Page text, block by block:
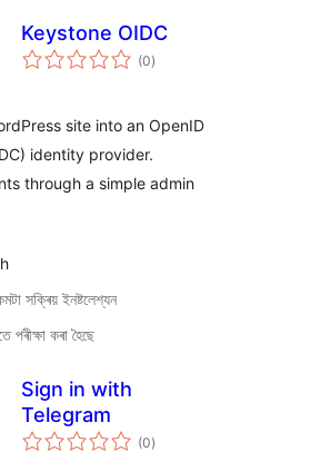
Keystone OIDC
(0টা
মুঠ)
site into an OpenID
identity provider.
through a simple admin
সক্ৰিয় ইনষ্টলেশ্যন
পৰীক্ষা কৰা হৈছে
Sign in with
Telegram
(0টা
মুঠ)